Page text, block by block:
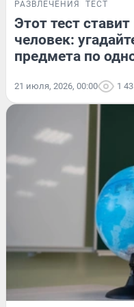
РАЗВЛЕЧЕНИЯ ТЕСТ
Этот тест
человек:
предмета по
21 июля, 2026, 00:00 1